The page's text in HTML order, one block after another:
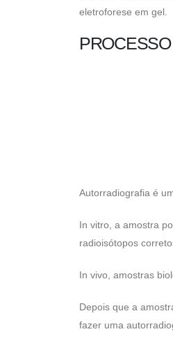
eletroforese em gel.
Autorradiografia é
In vitro, a amostra
radioisótopos
In vivo, amostras
Depois que a
fazer uma